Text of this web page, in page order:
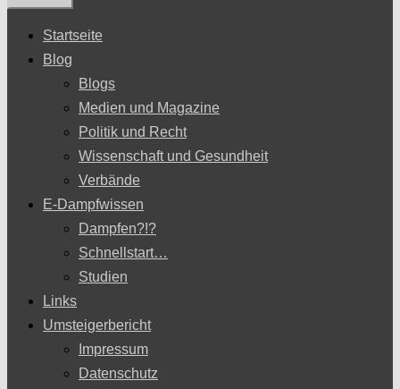
Startseite
Blog
Blogs
Medien und Magazine
Politik und Recht
Wissenschaft und Gesundheit
Verbände
E-Dampfwissen
Dampfen?!?
Schnellstart…
Studien
Links
Umsteigerbericht
Impressum
Datenschutz